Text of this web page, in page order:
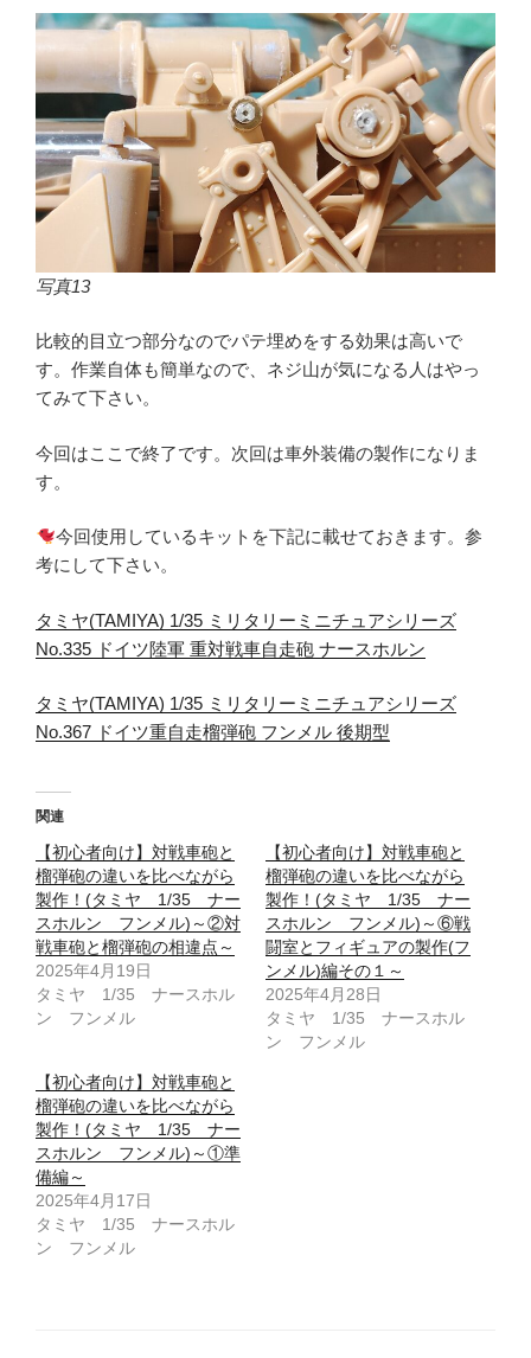
写真13
比較的目立つ部分なのでパテ埋めをする効果は高いで
す。作業自体も簡単なので、ネジ山が気になる人はやっ
てみて下さい。
今回はここで終了です。次回は車外装備の製作になりま
す。
今回使用しているキットを下記に載せておきます。参
考にして下さい。
タミヤ(TAMIYA) 1/35 ミリタリーミニチュアシリーズ
No.335 ドイツ陸軍 重対戦車自走砲 ナースホルン
タミヤ(TAMIYA) 1/35 ミリタリーミニチュアシリーズ
No.367 ドイツ重自走榴弾砲 フンメル 後期型
関連
【初心者向け】対戦車砲と
榴弾砲の違いを比べながら
製作！(タミヤ 1/35 ナー
スホルン フンメル)～②対
戦車砲と榴弾砲の相違点～
2025年4月19日
タミヤ 1/35 ナースホル
ン フンメル
【初心者向け】対戦車砲と
榴弾砲の違いを比べながら
製作！(タミヤ 1/35 ナー
スホルン フンメル)～⑥戦
闘室とフィギュアの製作(フ
ンメル)編その１～
2025年4月28日
タミヤ 1/35 ナースホル
ン フンメル
【初心者向け】対戦車砲と
榴弾砲の違いを比べながら
製作！(タミヤ 1/35 ナー
スホルン フンメル)～①準
備編～
2025年4月17日
タミヤ 1/35 ナースホル
ン フンメル